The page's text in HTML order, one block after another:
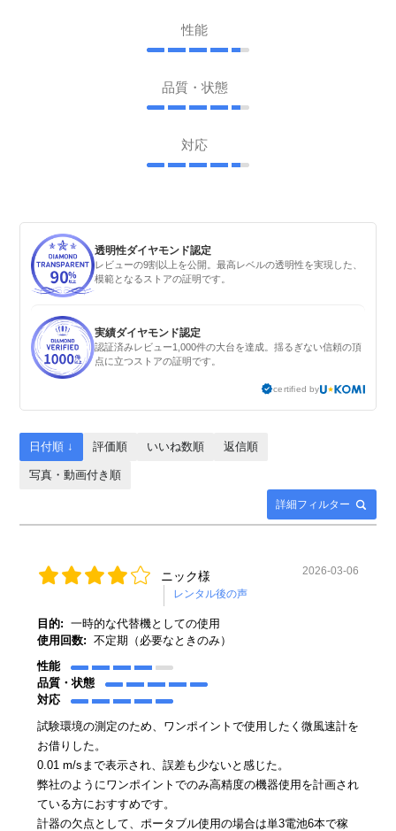
性能
品質・状態
対応
透明性ダイヤモンド認定
レビューの9割以上を公開。最高レベルの透明性を実現した、
模範となるストアの証明です。
実績ダイヤモンド認定
認証済みレビュー1,000件の大台を達成。揺るぎない信頼の頂
点に立つストアの証明です。
certified by
詳細フィルター
日付順 ↓ 評価順 いいね数順 返信順
写真・動画付き順
ニック様 2026-03-06
目的: 一時的な代替機としての使用
使用回数: 不定期（必要なときのみ）
性能
品質・状態
対応
試験環境の測定のため、ワンポイントで使用したく微風速計を
お借りした。
0.01 m/sまで表示され、誤差も少ないと感じた。
弊社のようにワンポイントでのみ高精度の機器使用を計画され
ている方におすすめです。
計器の欠点として、ポータブル使用の場合は単3電池6本で稼